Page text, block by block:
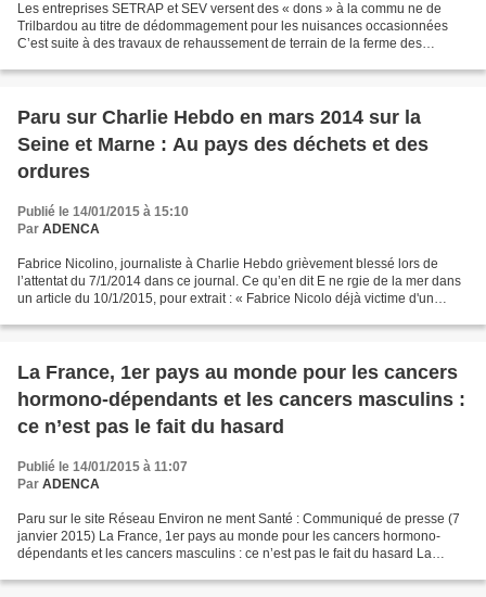
Les entreprises SETRAP et SEV versent des « dons » à la commu ne de
Trilbardou au titre de dédommagement pour les nuisances occasionnées
C’est suite à des travaux de rehaussement de terrain de la ferme des
Paru sur Charlie Hebdo en mars 2014 sur la
Seine et Marne : Au pays des déchets et des
ordures
Publié le 14/01/2015 à 15:10
Par ADENCA
Fabrice Nicolino, journaliste à Charlie Hebdo grièvement blessé lors de
l’attentat du 7/1/2014 dans ce journal. Ce qu’en dit E ne rgie de la mer dans
un article du 10/1/2015, pour extrait : « Fabrice Nicolo déjà victime d'un
La France, 1er pays au monde pour les cancers
hormono-dépendants et les cancers masculins :
ce n’est pas le fait du hasard
Publié le 14/01/2015 à 11:07
Par ADENCA
Paru sur le site Réseau Environ ne ment Santé : Communiqué de presse (7
janvier 2015) La France, 1er pays au monde pour les cancers hormono-
dépendants et les cancers masculins : ce n’est pas le fait du hasard La